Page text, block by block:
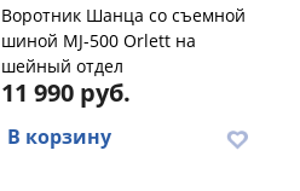
Воротник Шанца со съемной
шиной MJ-500 Orlett на
шейный отдел
11 990 руб.
В корзину